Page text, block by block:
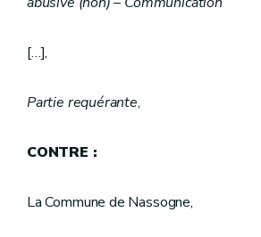
[…],
Partie requérante,
CONTRE :
La Commune de Nassogne,